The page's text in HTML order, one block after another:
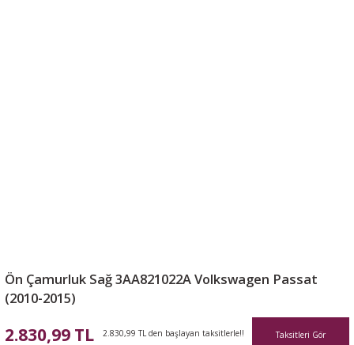
Ön Çamurluk Sağ 3AA821022A Volkswagen Passat
(2010-2015)
2.830,99 TL 2.830,99 TL den başlayan taksitlerle!! Taksitleri Gör